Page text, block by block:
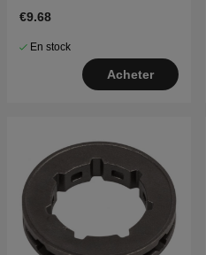
€9.68
En stock
Acheter